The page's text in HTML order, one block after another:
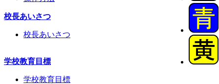
校長あいさつ
校長あいさつ
学校教育目標
学校教育目標